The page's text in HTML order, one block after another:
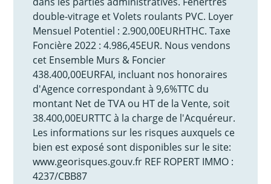
double-vitrage et Volets roulants PVC. Loyer
Mensuel Potentiel : 2.900,00EURHTHC. Taxe
Foncière 2022 : 4.986,45EUR. Nous vendons
cet Ensemble Murs & Foncier
438.400,00EURFAI, incluant nos honoraires
d'Agence correspondant à 9,6%TTC du
montant Net de TVA ou HT de la Vente, soit
38.400,00EURTTC à la charge de l'Acquéreur.
Les informations sur les risques auxquels ce
bien est exposé sont disponibles sur le site:
www.georisques.gouv.fr REF ROPERT IMMO :
4237/CBB87